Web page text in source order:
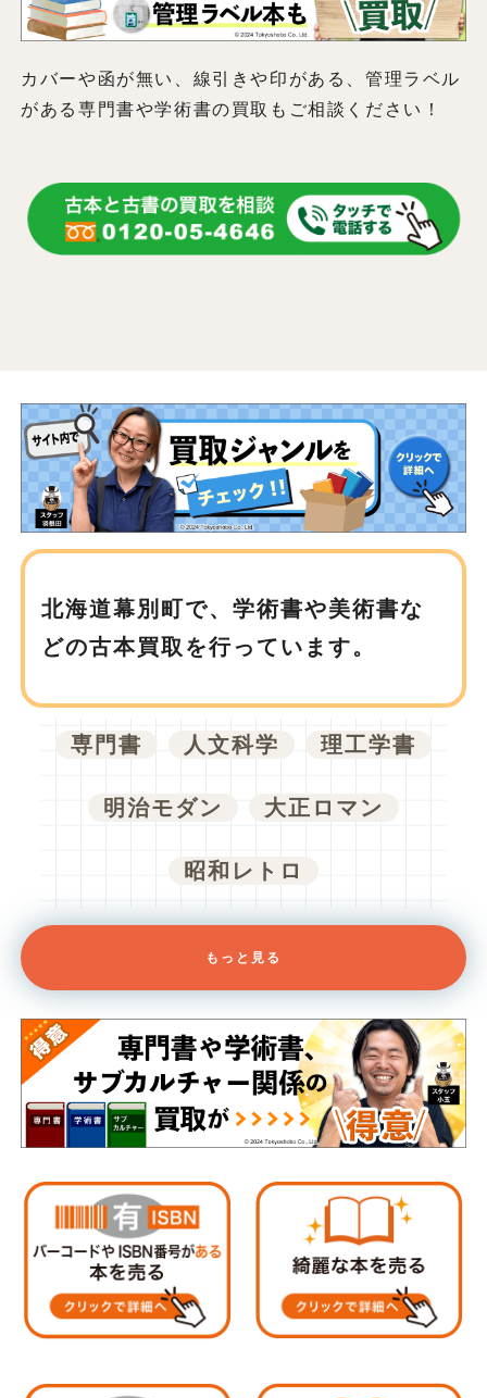
カバーや函が無い、線引きや印がある、管理ラベル
がある専門書や学術書の買取もご相談ください！
北海道幕別町で、学術書や美術書な
どの古本買取を行っています。
専門書 人文科学 理工学書
明治モダン 大正ロマン
昭和レトロ
もっと見る